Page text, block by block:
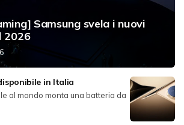
Samsung svela i nuovi
2026
in Italia
al mondo monta una batteria da